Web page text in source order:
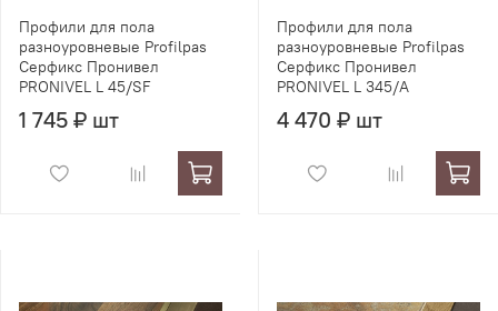
Профили для пола
разноуровневые Profilpas
Серфикс Пронивел
PRONIVEL L 45/SF
1 745 ₽ шт
Профили для пола
разноуровневые Profilpas
Серфикс Пронивел
PRONIVEL L 345/A
4 470 ₽ шт